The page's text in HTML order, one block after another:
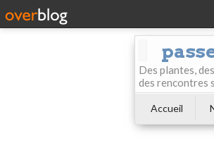
Des plantes,
des rencontres
Accueil